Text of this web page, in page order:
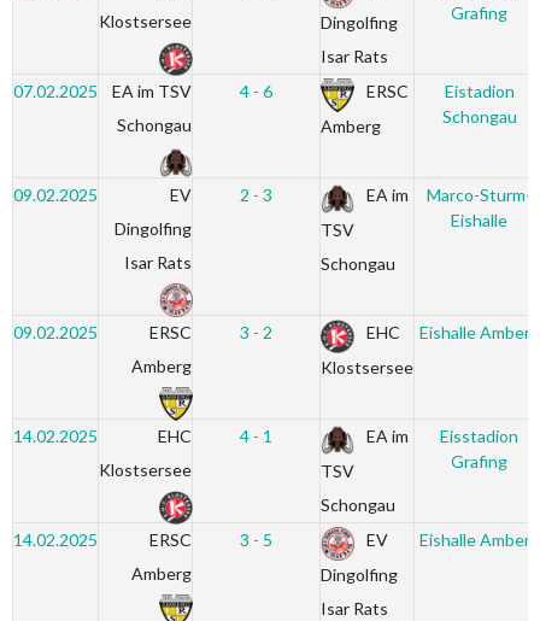
Klostsersee
Dingolfing
Isar Rats
Grafing
07.02.2025
EA im TSV
Schongau
4 - 6
ERSC
Amberg
Eistadion
Schongau
09.02.2025
EV
Dingolfing
Isar Rats
2 - 3
EA im
TSV
Schongau
Marco-Sturm-
Eishalle
09.02.2025
ERSC
Amberg
3 - 2
EHC
Klostsersee
Eishalle Amberg
14.02.2025
EHC
Klostsersee
4 - 1
EA im
TSV
Schongau
Eisstadion
Grafing
14.02.2025
ERSC
Amberg
3 - 5
EV
Dingolfing
Isar Rats
Eishalle Amberg